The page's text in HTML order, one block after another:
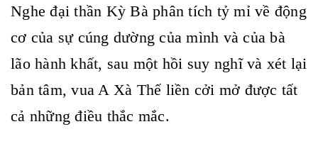
Nghe đại thần Kỳ Bà phân tích tỷ mỉ về động
cơ của sự cúng dường của mình và của bà
lão hành khất, sau một hồi suy nghĩ và xét lại
bản tâm, vua A Xà Thế liền cởi mở được tất
cả những điều thắc mắc.